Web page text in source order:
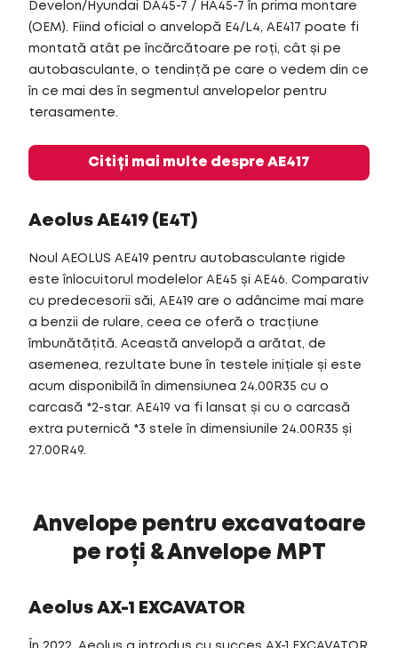
Develon/Hyundai DA45-7 / HA45-7 în prima montare
(OEM). Fiind oficial o anvelopă E4/L4, AE417 poate fi
montată atât pe încărcătoare pe roți, cât și pe
autobasculante, o tendință pe care o vedem din ce
în ce mai des în segmentul anvelopelor pentru
terasamente.
Citiți mai multe despre AE417
Aeolus AE419 (E4T)
Noul AEOLUS AE419 pentru autobasculante rigide
este înlocuitorul modelelor AE45 și AE46. Comparativ
cu predecesorii săi, AE419 are o adâncime mai mare
a benzii de rulare, ceea ce oferă o tracțiune
îmbunătățită. Această anvelopă a arătat, de
asemenea, rezultate bune în testele inițiale și este
acum disponibilă în dimensiunea 24.00R35 cu o
carcasă *2-star. AE419 va fi lansat și cu o carcasă
extra puternică *3 stele în dimensiunile 24.00R35 și
27.00R49.
Anvelope pentru excavatoare
pe roți & Anvelope MPT
Aeolus AX-1 EXCAVATOR